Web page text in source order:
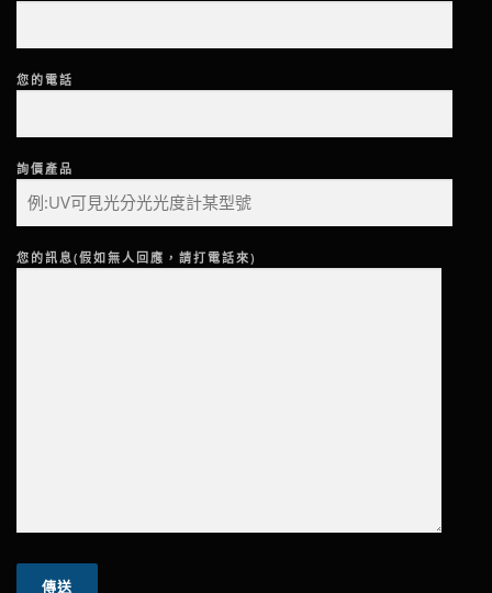
您的電話
詢價產品
您的訊息(假如無人回應，請打電話來)